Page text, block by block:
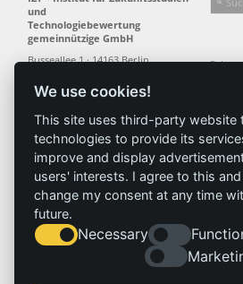
We use cookies!
This site uses third-party website
technologies to provide its
improve and display
users' interests. I agree to this
change my consent at any time
future.
Necessary
und
Technologiebewertung
gemeinnützige GmbH
Busseallee 1 · 14163 Berlin
info@izt.de| www.izt.de
Institut
Profil
Team
Gremien
Geschichte
Forschung
Forschungsfelder
Methoden
Referenz
Impressum
Folgen